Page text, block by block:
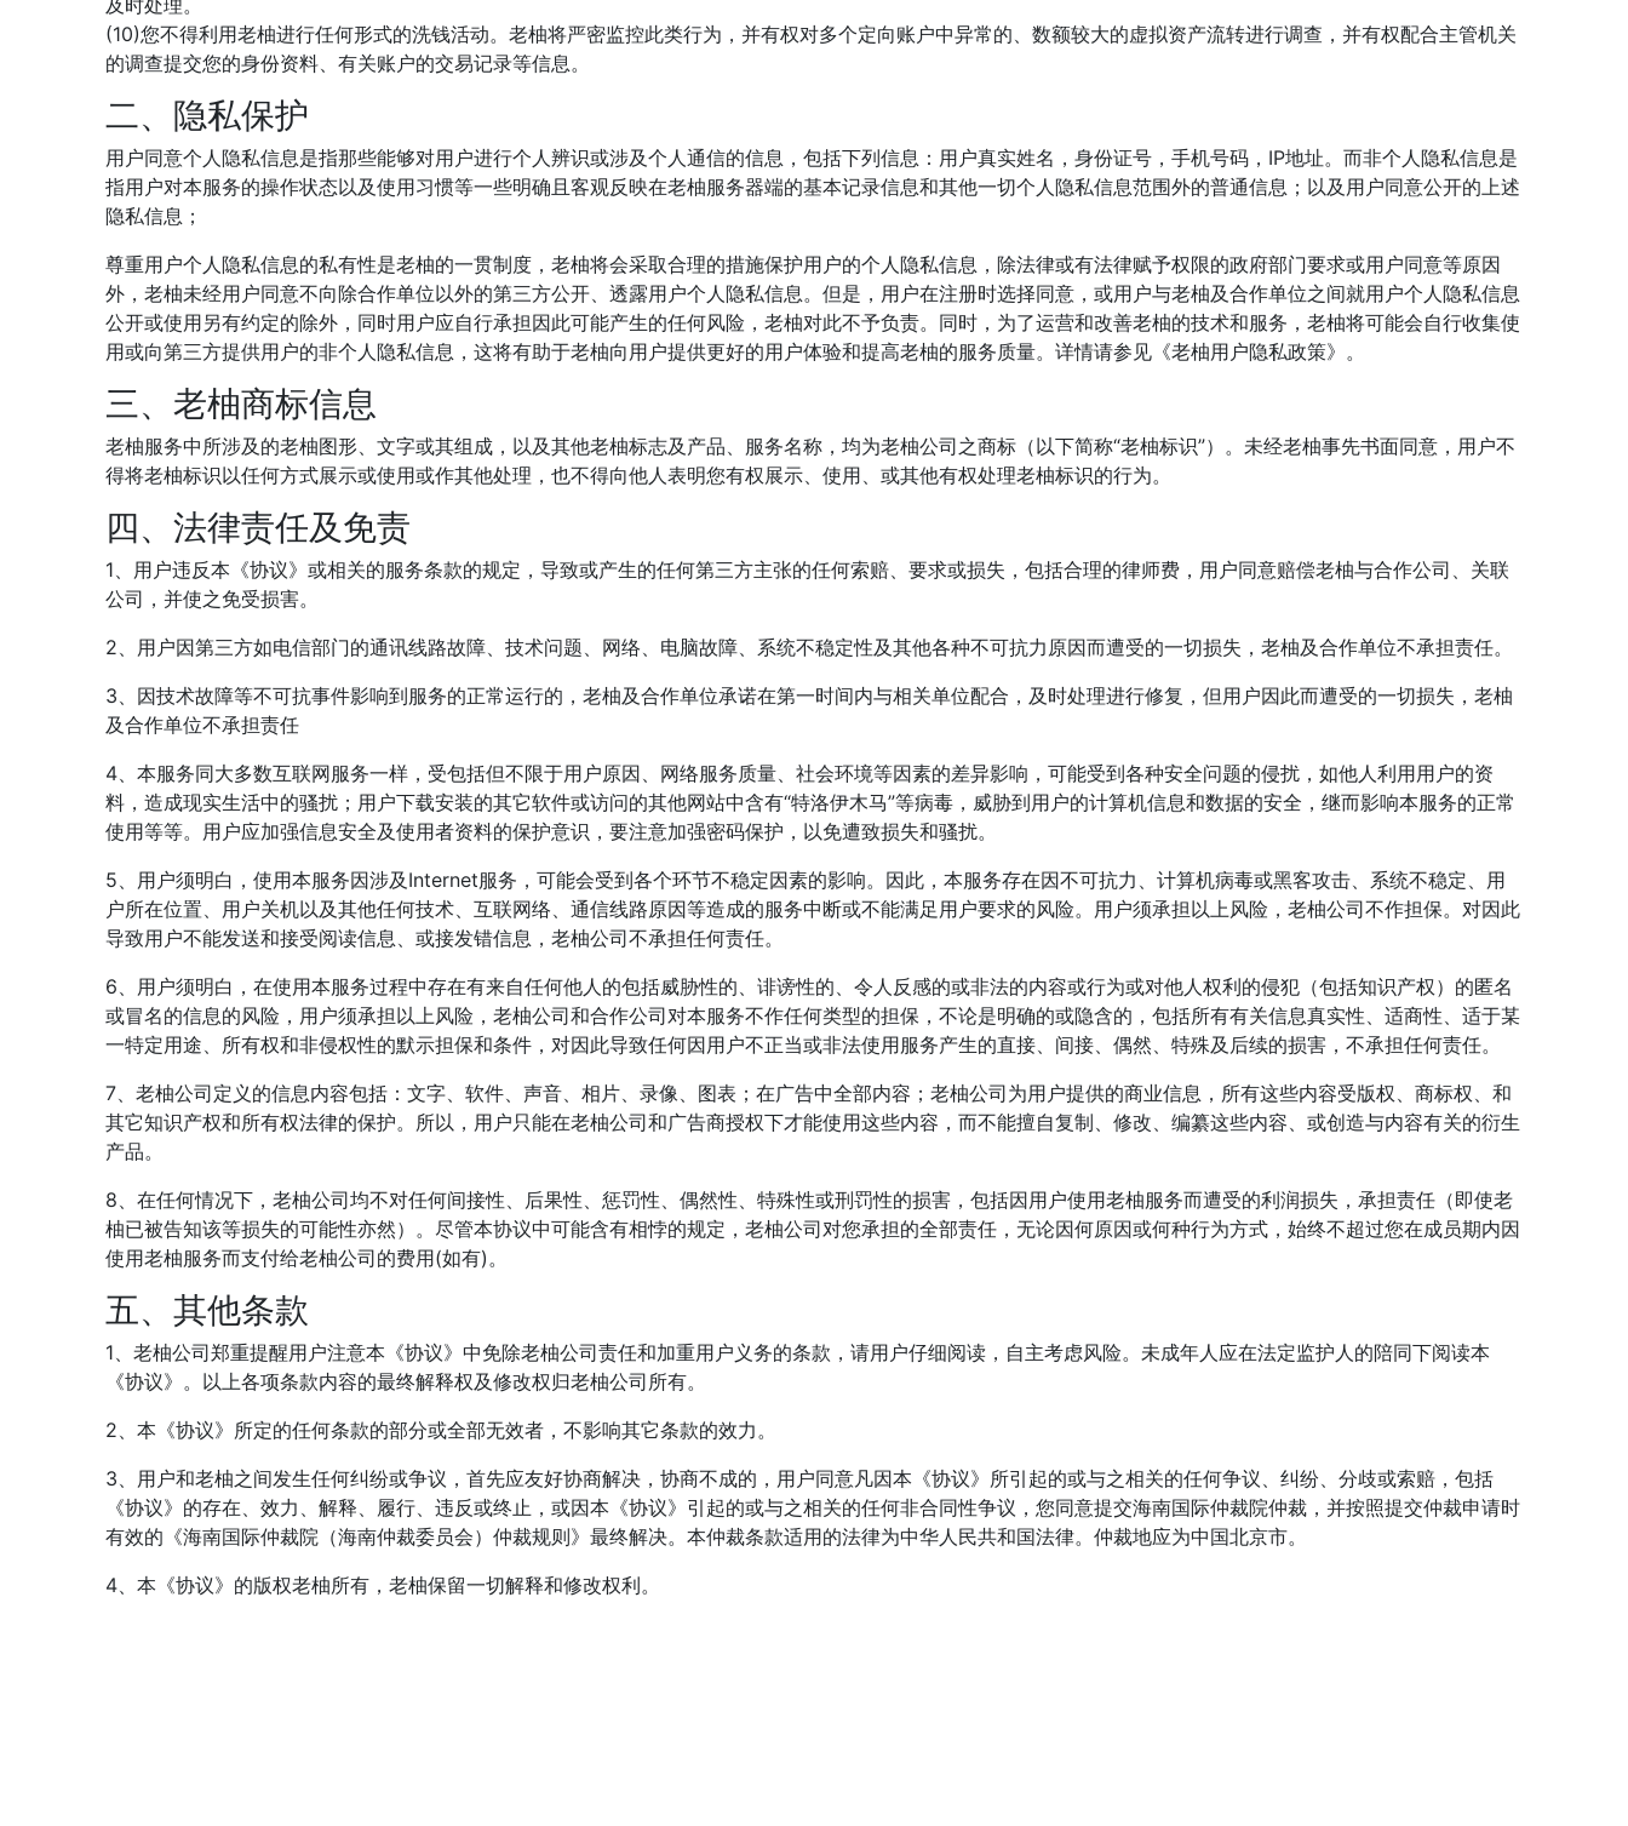
及时处理。
(10)您不得利用老柚进行任何形式的洗钱活动。老柚将严密监控此类行为，并有权对多个定向账户中异常的、数额较大的虚拟资产流转进行调查，并有权配合主管机关
的调查提交您的身份资料、有关账户的交易记录等信息。
二、隐私保护
用户同意个人隐私信息是指那些能够对用户进行个人辨识或涉及个人通信的信息，包括下列信息：用户真实姓名，身份证号，手机号码，IP地址。而非个人隐私信息是
指用户对本服务的操作状态以及使用习惯等一些明确且客观反映在老柚服务器端的基本记录信息和其他一切个人隐私信息范围外的普通信息；以及用户同意公开的上述
隐私信息；
尊重用户个人隐私信息的私有性是老柚的一贯制度，老柚将会采取合理的措施保护用户的个人隐私信息，除法律或有法律赋予权限的政府部门要求或用户同意等原因
外，老柚未经用户同意不向除合作单位以外的第三方公开、透露用户个人隐私信息。但是，用户在注册时选择同意，或用户与老柚及合作单位之间就用户个人隐私信息
公开或使用另有约定的除外，同时用户应自行承担因此可能产生的任何风险，老柚对此不予负责。同时，为了运营和改善老柚的技术和服务，老柚将可能会自行收集使
用或向第三方提供用户的非个人隐私信息，这将有助于老柚向用户提供更好的用户体验和提高老柚的服务质量。详情请参见《老柚用户隐私政策》。
三、老柚商标信息
老柚服务中所涉及的老柚图形、文字或其组成，以及其他老柚标志及产品、服务名称，均为老柚公司之商标（以下简称“老柚标识”）。未经老柚事先书面同意，用户不
得将老柚标识以任何方式展示或使用或作其他处理，也不得向他人表明您有权展示、使用、或其他有权处理老柚标识的行为。
四、法律责任及免责
1、用户违反本《协议》或相关的服务条款的规定，导致或产生的任何第三方主张的任何索赔、要求或损失，包括合理的律师费，用户同意赔偿老柚与合作公司、关联
公司，并使之免受损害。
2、用户因第三方如电信部门的通讯线路故障、技术问题、网络、电脑故障、系统不稳定性及其他各种不可抗力原因而遭受的一切损失，老柚及合作单位不承担责任。
3、因技术故障等不可抗事件影响到服务的正常运行的，老柚及合作单位承诺在第一时间内与相关单位配合，及时处理进行修复，但用户因此而遭受的一切损失，老柚
及合作单位不承担责任
4、本服务同大多数互联网服务一样，受包括但不限于用户原因、网络服务质量、社会环境等因素的差异影响，可能受到各种安全问题的侵扰，如他人利用用户的资
料，造成现实生活中的骚扰；用户下载安装的其它软件或访问的其他网站中含有“特洛伊木马”等病毒，威胁到用户的计算机信息和数据的安全，继而影响本服务的正常
使用等等。用户应加强信息安全及使用者资料的保护意识，要注意加强密码保护，以免遭致损失和骚扰。
5、用户须明白，使用本服务因涉及Internet服务，可能会受到各个环节不稳定因素的影响。因此，本服务存在因不可抗力、计算机病毒或黑客攻击、系统不稳定、用
户所在位置、用户关机以及其他任何技术、互联网络、通信线路原因等造成的服务中断或不能满足用户要求的风险。用户须承担以上风险，老柚公司不作担保。对因此
导致用户不能发送和接受阅读信息、或接发错信息，老柚公司不承担任何责任。
6、用户须明白，在使用本服务过程中存在有来自任何他人的包括威胁性的、诽谤性的、令人反感的或非法的内容或行为或对他人权利的侵犯（包括知识产权）的匿名
或冒名的信息的风险，用户须承担以上风险，老柚公司和合作公司对本服务不作任何类型的担保，不论是明确的或隐含的，包括所有有关信息真实性、适商性、适于某
一特定用途、所有权和非侵权性的默示担保和条件，对因此导致任何因用户不正当或非法使用服务产生的直接、间接、偶然、特殊及后续的损害，不承担任何责任。
7、老柚公司定义的信息内容包括：文字、软件、声音、相片、录像、图表；在广告中全部内容；老柚公司为用户提供的商业信息，所有这些内容受版权、商标权、和
其它知识产权和所有权法律的保护。所以，用户只能在老柚公司和广告商授权下才能使用这些内容，而不能擅自复制、修改、编纂这些内容、或创造与内容有关的衍生
产品。
8、在任何情况下，老柚公司均不对任何间接性、后果性、惩罚性、偶然性、特殊性或刑罚性的损害，包括因用户使用老柚服务而遭受的利润损失，承担责任（即使老
柚已被告知该等损失的可能性亦然）。尽管本协议中可能含有相悖的规定，老柚公司对您承担的全部责任，无论因何原因或何种行为方式，始终不超过您在成员期内因
使用老柚服务而支付给老柚公司的费用(如有)。
五、其他条款
1、老柚公司郑重提醒用户注意本《协议》中免除老柚公司责任和加重用户义务的条款，请用户仔细阅读，自主考虑风险。未成年人应在法定监护人的陪同下阅读本
《协议》。以上各项条款内容的最终解释权及修改权归老柚公司所有。
2、本《协议》所定的任何条款的部分或全部无效者，不影响其它条款的效力。
3、用户和老柚之间发生任何纠纷或争议，首先应友好协商解决，协商不成的，用户同意凡因本《协议》所引起的或与之相关的任何争议、纠纷、分歧或索赔，包括
《协议》的存在、效力、解释、履行、违反或终止，或因本《协议》引起的或与之相关的任何非合同性争议，您同意提交海南国际仲裁院仲裁，并按照提交仲裁申请时
有效的《海南国际仲裁院（海南仲裁委员会）仲裁规则》最终解决。本仲裁条款适用的法律为中华人民共和国法律。仲裁地应为中国北京市。
4、本《协议》的版权老柚所有，老柚保留一切解释和修改权利。